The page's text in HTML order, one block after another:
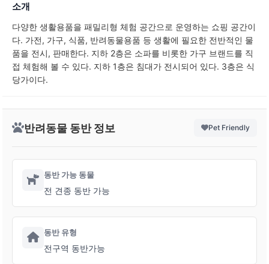
소개
다양한 생활용품을 패밀리형 체험 공간으로 운영하는 쇼핑 공간이
다. 가전, 가구, 식품, 반려동물용품 등 생활에 필요한 전반적인 물
품을 전시, 판매한다. 지하 2층은 소파를 비롯한 가구 브랜드를 직
접 체험해 볼 수 있다. 지하 1층은 침대가 전시되어 있다. 3층은 식
당가이다.
반려동물 동반 정보 Pet Friendly
동반 가능 동물
전 견종 동반 가능
동반 유형
전구역 동반가능